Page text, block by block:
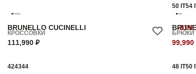
50 IT54
BRUNELLO CUCINELLI
КРОССОВКИ
111,990 ₽
424344
-31%
БРЮКИ
99,990
48 IT50